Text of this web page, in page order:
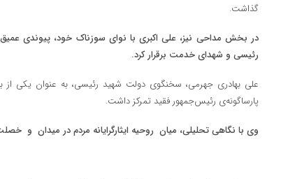
گذاشت.
در بخش مداحی نیز، علی اکبری با نوای سوزناک خود، پیوندی
رئیسی و شهدای خدمت برقرار کرد.
علی بهادری جهرمی، سخنگوی دولت شهید رئیسی، به عنوان یکی از
پارساگونه‌ی رئیس‌جمهور فقید تمرکز داشت.
وی با نگاهی تحلیلی، میان روحیه ایثارگرایانه مردم در میدان و